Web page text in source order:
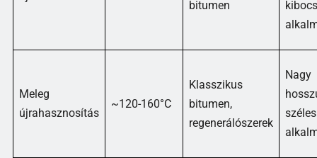
bitumen
Meleg
újrahasznosítás
~120-160°C
Klasszikus
bitumen,
regenerálószerek